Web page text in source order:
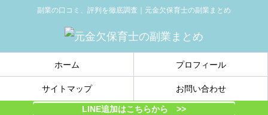
副業の口コミ、評判を徹底調査｜元金欠保育士の副業まとめ
ホーム プロフィール
サイトマップ お問い合わせ
LINE追加はこちらから >>